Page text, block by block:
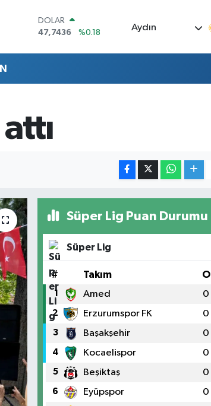
DOLAR
47,7436
%0.18
BİST100
13.779
BITCOIN
Aydın
Süper Lig Puan Durumu
Süper Lig
# Takım O
1 Amed 0
2 Erzurumspor FK 0
3 Başakşehir 0
4 Kocaelispor 0
5 Beşiktaş 0
6 Eyüpspor 0